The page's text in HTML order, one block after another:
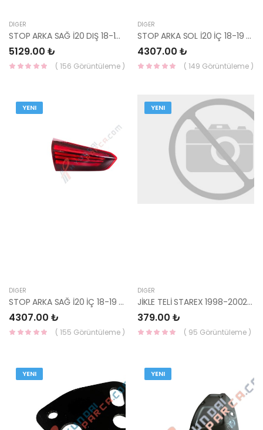
DIĞER
STOP ARKA SAĞ İ20 DIŞ 18-19 92402-C8600-YS
5129.00 ₺
( 156 Görüntüleme )
DIĞER
STOP ARKA SOL İ20 İÇ 18-19 92403-C8600-YS
4307.00 ₺
( 149 Görüntüleme )
YENI
DIĞER
STOP ARKA SAĞ İ20 İÇ 18-19 92404-C8600-YS
4307.00 ₺
( 155 Görüntüleme )
YENI
DIĞER
JİKLE TELİ STAREX 1998-2002 32970-4A000-HMC
379.00 ₺
( 95 Görüntüleme )
YENI YENI